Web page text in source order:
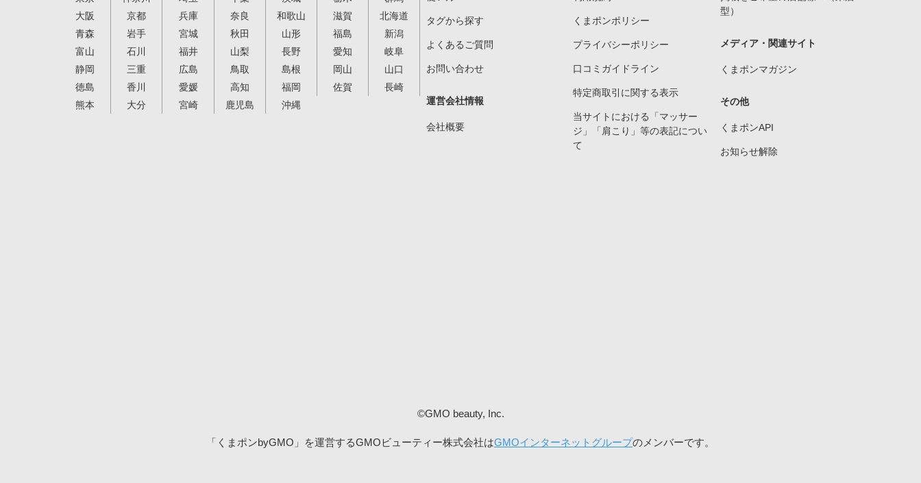
大阪
京都 兵庫 奈良 和歌山 滋賀
北海道
青森
岩手 宮城 秋田 山形 福島
新潟
富山
石川 福井 山梨 長野 愛知
岐阜
静岡
三重 広島 鳥取 島根 岡山
山口
徳島
香川 愛媛 高知 福岡 佐賀
長崎
熊本
大分 宮崎 鹿児島 沖縄
タグから探す
よくあるご質問
お問い合わせ
運営会社情報
会社概要
くまポンポリシー
プライバシーポリシー
口コミガイドライン
特定商取引に関する表示
当サイトにおける「マッサー
ジ」「肩こり」等の表記につい
て
型）
メディア・関連サイト
くまポンマガジン
その他
くまポンAPI
お知らせ解除
©GMO beauty, Inc.
「くまポンbyGMO」を運営するGMOビューティー株式会社はGMOインターネットグループのメンバーです。